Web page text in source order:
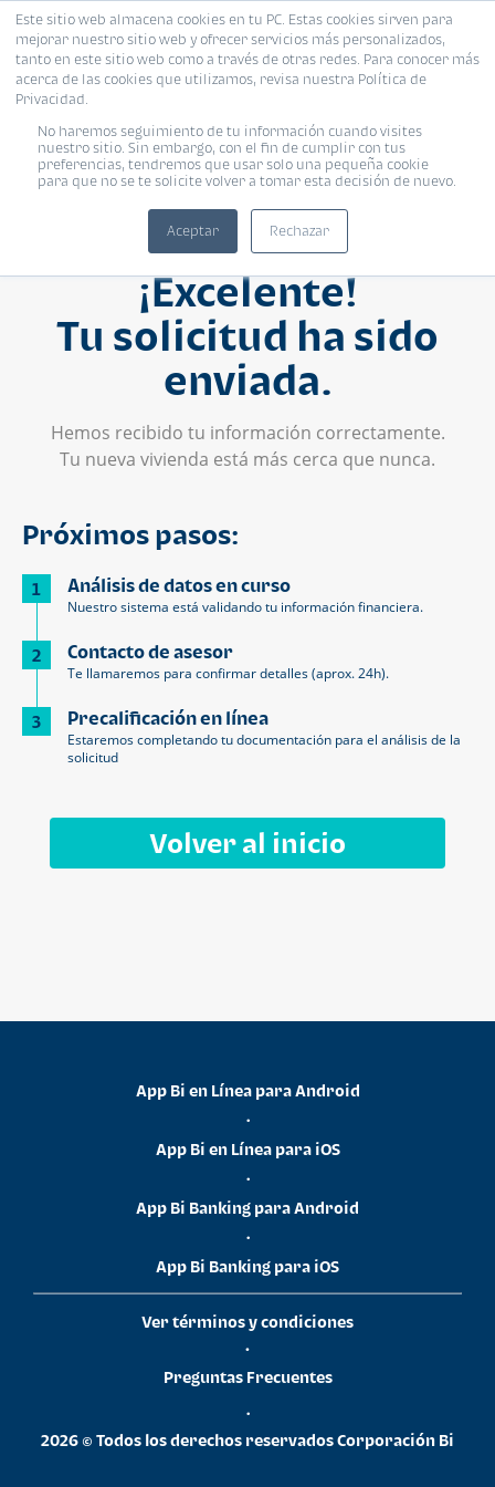
Este sitio web almacena cookies en tu PC. Estas cookies sirven para
mejorar nuestro sitio web y ofrecer servicios más personalizados,
tanto en este sitio web como a través de otras redes. Para conocer más
acerca de las cookies que utilizamos, revisa nuestra Política de
Privacidad.
No haremos seguimiento de tu información cuando visites
nuestro sitio. Sin embargo, con el fin de cumplir con tus
preferencias, tendremos que usar solo una pequeña cookie
para que no se te solicite volver a tomar esta decisión de nuevo.
Aceptar Rechazar
¡Excelente!
Tu solicitud ha sido
enviada.
Hemos recibido tu información correctamente.
Tu nueva vivienda está más cerca que nunca.
Próximos pasos:
1 Análisis de datos en curso
Nuestro sistema está validando tu información financiera.
2 Contacto de asesor
Te llamaremos para confirmar detalles (aprox. 24h).
3 Precalificación en línea
Estaremos completando tu documentación para el análisis de la
solicitud
Volver al inicio
App Bi en Línea para Android
•
App Bi en Línea para iOS
•
App Bi Banking para Android
•
App Bi Banking para iOS
Ver términos y condiciones
•
Preguntas Frecuentes
•
2026 © Todos los derechos reservados Corporación Bi